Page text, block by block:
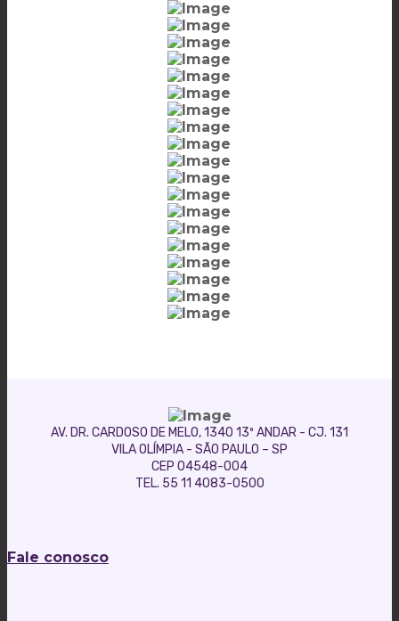
AV. DR. CARDOSO DE MELO, 1340 13º ANDAR - CJ. 131
VILA OLÍMPIA - SÃO PAULO – SP
CEP 04548-004
TEL. 55 11 4083-0500
Fale conosco